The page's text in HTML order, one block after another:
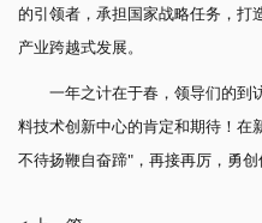
的引领者，承担国家战略任务，打
产业跨越式发展。
一年之计在于春，领导们的到
料技术创新中心的肯定和期待！在
不待扬鞭自奋蹄"，再接再厉，勇创